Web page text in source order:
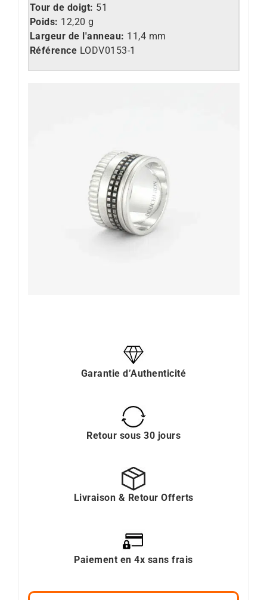
Tour de doigt: 51
Poids: 12,20 g
Largeur de l'anneau: 11,4 mm
Référence LODV0153-1
Garantie d’Authenticité
Retour sous 30 jours
Livraison & Retour Offerts
Paiement en 4x sans frais